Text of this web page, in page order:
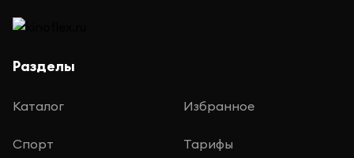
Разделы
Каталог Избранное
Спорт Тарифы